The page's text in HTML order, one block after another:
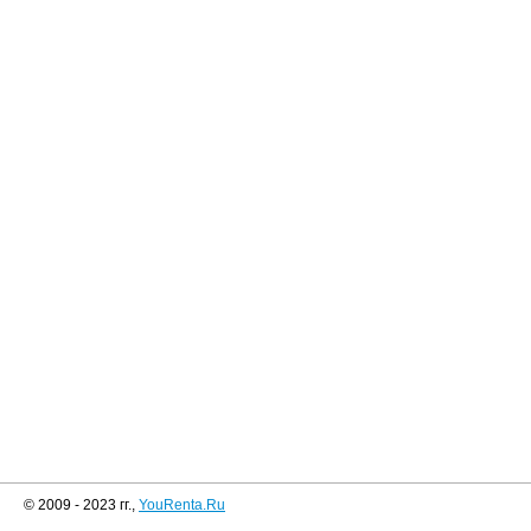
© 2009 - 2023 гг., YouRenta.Ru